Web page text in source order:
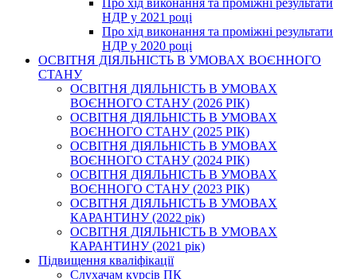
Про хід виконання та проміжні результати
НДР у 2021 році
Про хід виконання та проміжні результати
НДР у 2020 році
ОСВІТНЯ ДІЯЛЬНІСТЬ В УМОВАХ ВОЄННОГО
СТАНУ
ОСВІТНЯ ДІЯЛЬНІСТЬ В УМОВАХ
ВОЄННОГО СТАНУ (2026 РІК)
ОСВІТНЯ ДІЯЛЬНІСТЬ В УМОВАХ
ВОЄННОГО СТАНУ (2025 РІК)
ОСВІТНЯ ДІЯЛЬНІСТЬ В УМОВАХ
ВОЄННОГО СТАНУ (2024 РІК)
ОСВІТНЯ ДІЯЛЬНІСТЬ В УМОВАХ
ВОЄННОГО СТАНУ (2023 РІК)
ОСВІТНЯ ДІЯЛЬНІСТЬ В УМОВАХ
КАРАНТИНУ (2022 рік)
ОСВІТНЯ ДІЯЛЬНІСТЬ В УМОВАХ
КАРАНТИНУ (2021 рік)
Підвищення кваліфікації
Слухачам курсів ПК